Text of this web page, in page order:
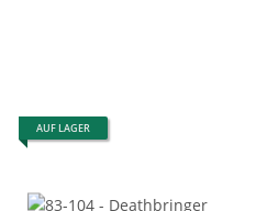
AUF LAGER